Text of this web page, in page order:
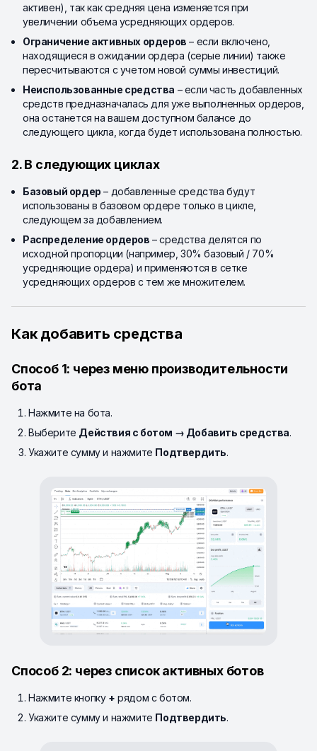
активен), так как средняя цена изменяется при
увеличении объема усредняющих ордеров.
Ограничение активных ордеров – если включено,
находящиеся в ожидании ордера (серые линии) также
пересчитываются с учетом новой суммы инвестиций.
Неиспользованные средства – если часть добавленных
средств предназначалась для уже выполненных ордеров,
она останется на вашем доступном балансе до
следующего цикла, когда будет использована полностью.
2. В следующих циклах
Базовый ордер – добавленные средства будут
использованы в базовом ордере только в цикле,
следующем за добавлением.
Распределение ордеров – средства делятся по
исходной пропорции (например, 30% базовый / 70%
усредняющие ордера) и применяются в сетке
усредняющих ордеров с тем же множителем.
Как добавить средства
Способ 1: через меню производительности
бота
Нажмите на бота.
Выберите Действия с ботом → Добавить средства.
Укажите сумму и нажмите Подтвердить.
Способ 2: через список активных ботов
Нажмите кнопку + рядом с ботом.
Укажите сумму и нажмите Подтвердить.